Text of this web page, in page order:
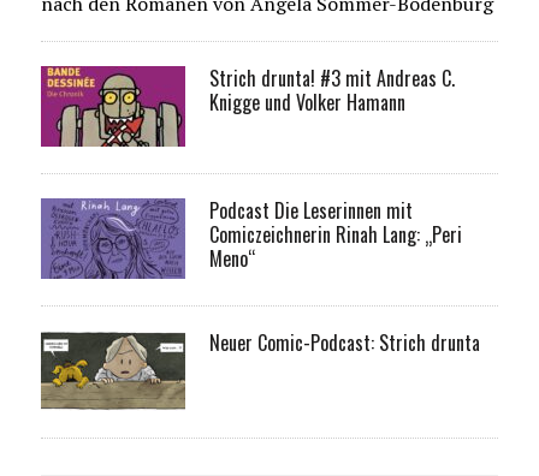
Strich drunta! #3 mit Andreas C.
Knigge und Volker Hamann
Podcast Die Leserinnen mit
Comiczeichnerin Rinah Lang: „Peri
Meno“
Neuer Comic-Podcast: Strich drunta